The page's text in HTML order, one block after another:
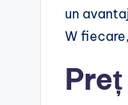
un
W